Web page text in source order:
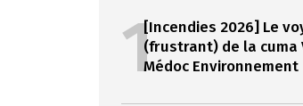
1[Incendies 2026] Le
(frustrant) de la cuma
Médoc Environnement